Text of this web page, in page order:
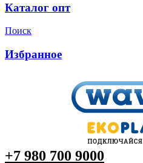
Каталог опт
Поиск
Избранное
+7 980 700 9000